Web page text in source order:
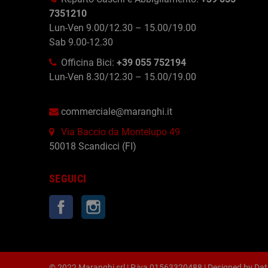
7351210
Lun-Ven 9.00/12.30 – 15.00/19.00
Sab 9.00-12.30
Officina Bici: +39 055 752194
Lun-Ven 8.30/12.30 – 15.00/19.00
commerciale@maranghi.it
Via Baccio da Montelupo 49
50018 Scandicci (FI)
SEGUICI
Facebook